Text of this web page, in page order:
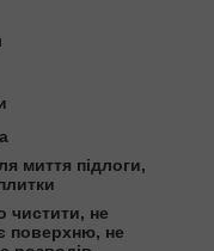
миття підлоги,
чистити, не
поверхню, не